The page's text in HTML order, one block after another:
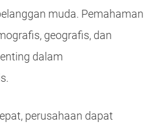
muda. Pemahaman
geografis, dan
dalam
perusahaan dapat